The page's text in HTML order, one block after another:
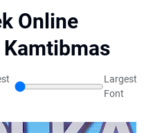
Online
Largest
Font